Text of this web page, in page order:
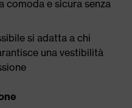
comoda e sicura senza
si adatta a chi
una vestibilità